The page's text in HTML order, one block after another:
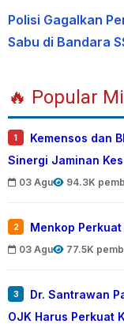
Polisi Gagalkan
Sabu di Bandara
🔥 Popular
1
Kemensos dan
Sinergi Jaminan
03 Agu 94.3K
2 Menkop
03 Agu 77.5K
3
Dr. Santrawan
OJK Harus Perkuat